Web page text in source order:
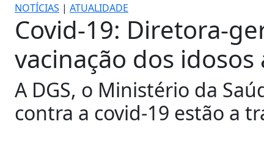
NOTÍCIAS | ATUALIDADE
Covid-19: Diretora-
vacinação dos idosos
A DGS, o Ministério da
contra a covid-19 estão a